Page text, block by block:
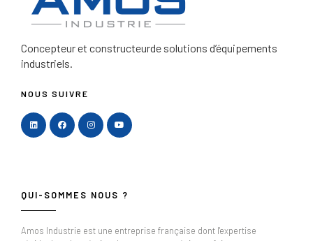
Concepteur et constructeurde solutions d’équipements
industriels.
NOUS SUIVRE
QUI-SOMMES NOUS ?
Amos Industrie est une entreprise française dont l'expertise